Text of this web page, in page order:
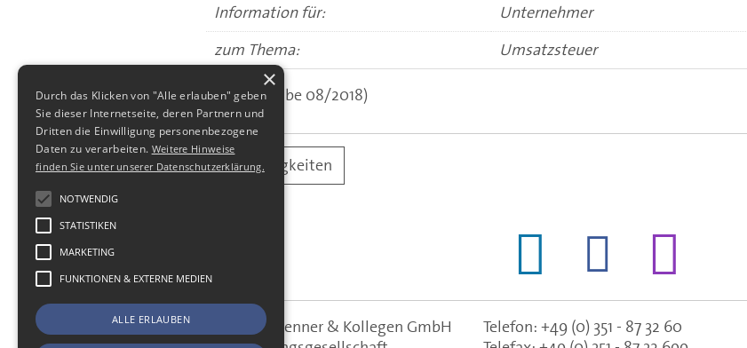
Information für:
Unternehmer
zum Thema:
Umsatzsteuer
(aus: Ausgabe 08/2018)
alle Neuigkeiten
SBS
SBS Richter, Trenner & Kollegen GmbH
Telefon: +49 (0) 351 - 87 32 60
×
Durch das Klicken von "Alle erlauben" geben
Sie dieser Internetseite, deren Partnern und
Dritten die Einwilligung personenbezogene
Daten zu verarbeiten. Weitere Hinweise
finden Sie unter unserer Datenschutzerklärung.
NOTWENDIG
STATISTIKEN
MARKETING
FUNKTIONEN & EXTERNE MEDIEN
ALLE ERLAUBEN